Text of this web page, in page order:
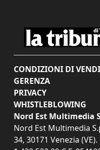
CONDIZIONI DI
GERENZA
PRIVACY
WHISTLEBLOWING
Nord Est Multimedia
Nord Est Multimedia
34, 30171 Venezia